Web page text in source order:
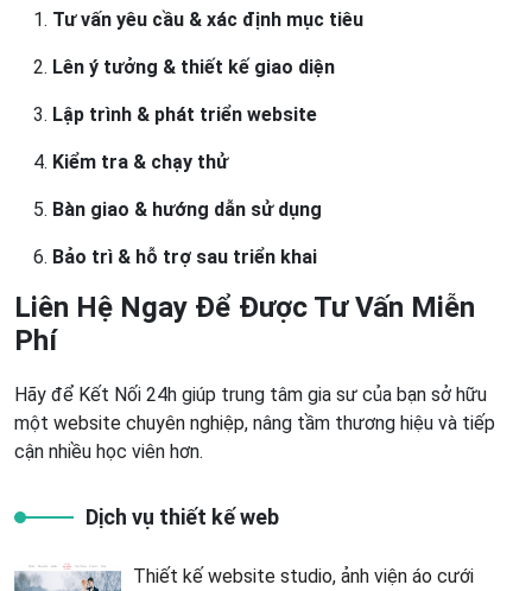
Tư vấn yêu cầu & xác định mục tiêu
Lên ý tưởng & thiết kế giao diện
Lập trình & phát triển website
Kiểm tra & chạy thử
Bàn giao & hướng dẫn sử dụng
Bảo trì & hỗ trợ sau triển khai
Liên Hệ Ngay Để Được Tư Vấn Miễn
Phí
Hãy để Kết Nối 24h giúp trung tâm gia sư của bạn sở hữu
một website chuyên nghiệp, nâng tầm thương hiệu và tiếp
cận nhiều học viên hơn.
Dịch vụ thiết kế web
Thiết kế website studio, ảnh viện áo cưới